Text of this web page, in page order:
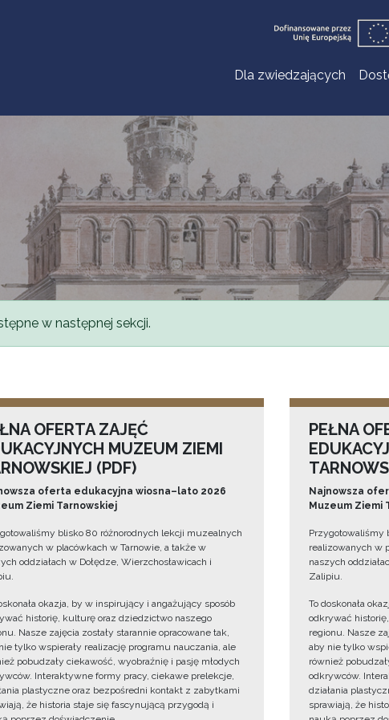
Dla zwiedzających
w następnej sekcji.
OFERTA ZAJĘĆ
MUZEUM ZIEMI
(PDF)
oferta edukacyjna wiosna–lato 2026
Ziemi Tarnowskiej
blisko 80 różnorodnych lekcji muzealnych
w placówkach w Tarnowie, a także w
oddziałach w Dołędze, Wierzchosławicach i
okazja, by w inspirujący i angażujący sposób
historię, kulturę oraz dziedzictwo naszego
Nasze zajęcia zostały starannie opracowane tak,
tylko wspierały realizację programu nauczania, ale
pobudzały ciekawość, wyobraźnię i pasję młodych
Interaktywne formy pracy, ciekawe prelekcje,
plastyczne oraz bezpośredni kontakt z zabytkami
że historia staje się fascynującą przygodą i
PEŁNA
Najnowsza
Muzeum Ziemi
Przygotowaliśmy
realizowanych w
naszych
Zalipiu.
To doskonała
odkrywać
regionu. Nasze
aby nie tylko
również
odkrywców.
działania
sprawiają, że